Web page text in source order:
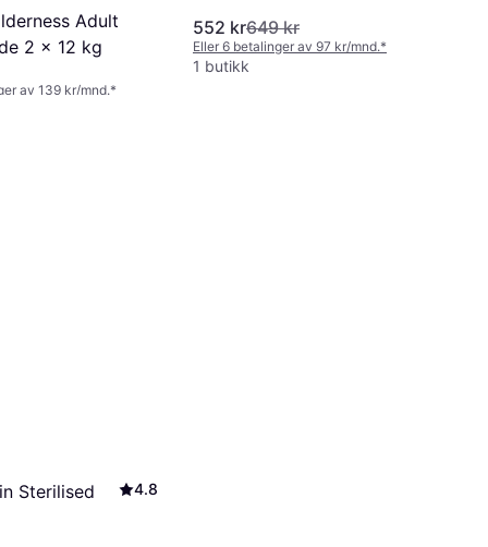
Adult
2 x 12 kg
av 139 kr/mnd.*
552 kr649 kr
Eller 6 betalinger av 97 kr/mnd.*
1 butikk
Sterilised 4.8